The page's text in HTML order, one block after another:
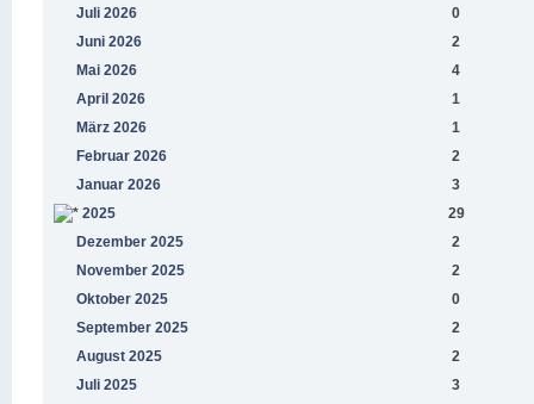
Juli 2026
0
Juni 2026
2
Mai 2026
4
April 2026
1
März 2026
1
Februar 2026
2
Januar 2026
3
2025
29
Dezember 2025
2
November 2025
2
Oktober 2025
0
September 2025
2
August 2025
2
Juli 2025
3